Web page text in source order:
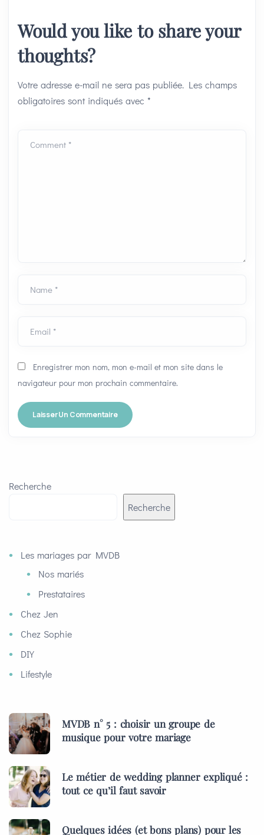
Would you like to share your
thoughts?
Votre adresse e-mail ne sera pas publiée. Les champs
obligatoires sont indiqués avec *
Comment *
Name *
Email *
Enregistrer mon nom, mon e-mail et mon site dans le
navigateur pour mon prochain commentaire.
Recherche
Recherche
Les mariages par MVDB
Nos mariés
Prestataires
Chez Jen
Chez Sophie
DIY
Lifestyle
MVDB n° 5 : choisir un groupe de
musique pour votre mariage
Le métier de wedding planner expliqué :
tout ce qu’il faut savoir
Quelques idées (et bons plans) pour les